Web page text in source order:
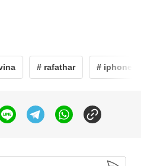
# rafathar # iphone 13